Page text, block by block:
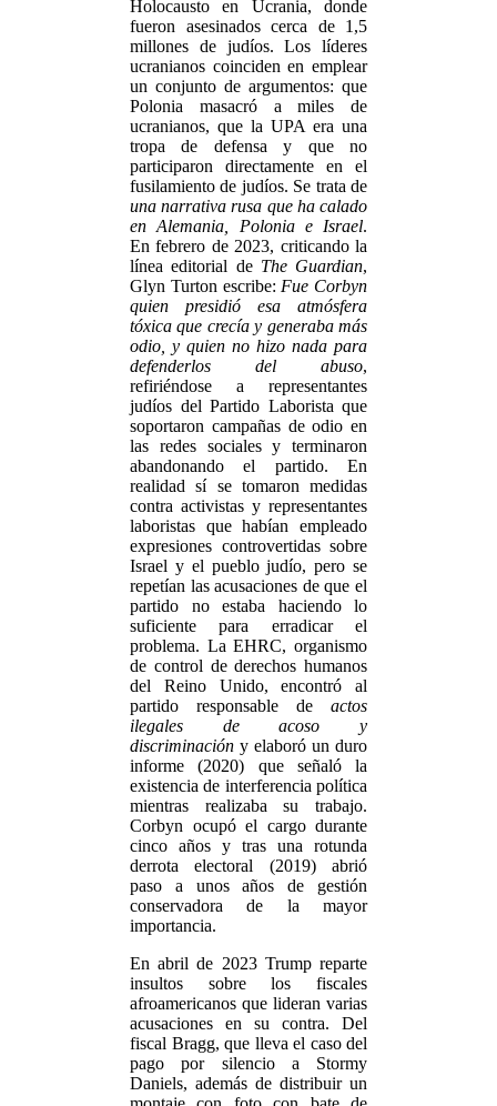
Holocausto en Ucrania, donde
fueron asesinados cerca de 1,5
millones de judíos. Los líderes
ucranianos coinciden en emplear
un conjunto de argumentos: que
Polonia masacró a miles de
ucranianos, que la UPA era una
tropa de defensa y que no
participaron directamente en el
fusilamiento de judíos. Se trata de
una narrativa rusa que ha calado
en Alemania, Polonia e Israel.
En febrero de 2023, criticando la
línea editorial de The Guardian,
Glyn Turton escribe: Fue Corbyn
quien presidió esa atmósfera
tóxica que crecía y generaba más
odio, y quien no hizo nada para
defenderlos del abuso,
refiriéndose a representantes
judíos del Partido Laborista que
soportaron campañas de odio en
las redes sociales y terminaron
abandonando el partido. En
realidad sí se tomaron medidas
contra activistas y representantes
laboristas que habían empleado
expresiones controvertidas sobre
Israel y el pueblo judío, pero se
repetían las acusaciones de que el
partido no estaba haciendo lo
suficiente para erradicar el
problema. La EHRC, organismo
de control de derechos humanos
del Reino Unido, encontró al
partido responsable de actos
ilegales de acoso y
discriminación y elaboró un duro
informe (2020) que señaló la
existencia de interferencia política
mientras realizaba su trabajo.
Corbyn ocupó el cargo durante
cinco años y tras una rotunda
derrota electoral (2019) abrió
paso a unos años de gestión
conservadora de la mayor
importancia.
En abril de 2023 Trump reparte
insultos sobre los fiscales
afroamericanos que lideran varias
acusaciones en su contra. Del
fiscal Bragg, que lleva el caso del
pago por silencio a Stormy
Daniels, además de distribuir un